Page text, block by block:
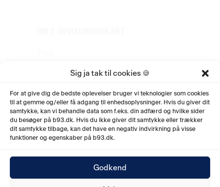
Sig ja tak til cookies 🍪
For at give dig de bedste oplevelser bruger vi teknologier som cookies
til at gemme og/eller få adgang til enhedsoplysninger. Hvis du giver dit
samtykke, kan vi behandle data som f.eks. din adfærd og hvilke sider
du besøger på b93.dk. Hvis du ikke giver dit samtykke eller trækker
dit samtykke tilbage, kan det have en negativ indvirkning på visse
funktioner og egenskaber på b93.dk.
Godkend
Jobs
Historie